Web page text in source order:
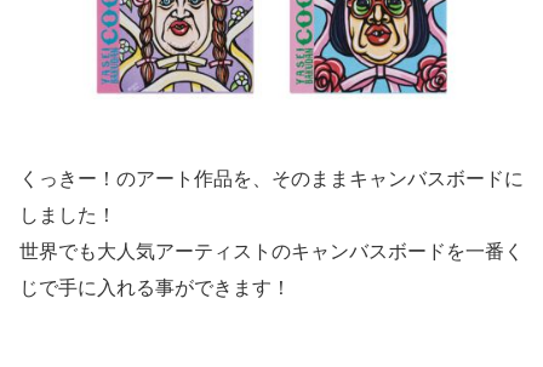
くっきー！のアート作品を、そのままキャンバスボードに
しました！
世界でも大人気アーティストのキャンバスボードを一番く
じで手に入れる事ができます！